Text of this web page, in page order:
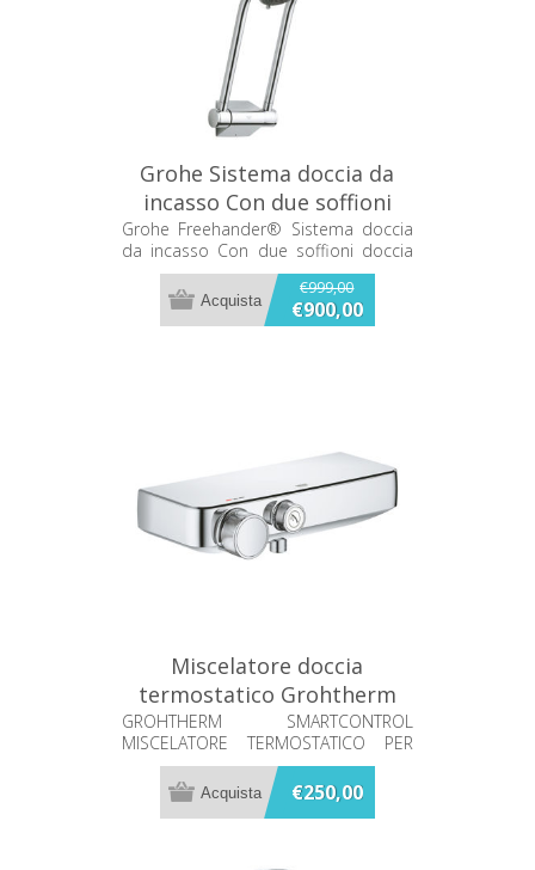
Grohe Sistema doccia da
incasso Con due soffioni
doccia Freehander
Grohe Freehander® Sistema doccia
da incasso Con due soffioni doccia
orientabili braccio doccia orientabile
per funzione doccia (posizione alta) e
soffioni laterali (posizione bassa)
€999,00
€900,00
Miscelatore doccia
termostatico Grohtherm
Smartcontrol Grohe
34719000
GROHTHERM SMARTCONTROL
MISCELATORE TERMOSTATICO PER
DOCCIA
€250,00